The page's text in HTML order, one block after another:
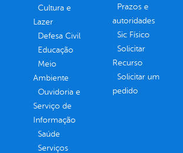
Cultura e
Lazer
Defesa Civil
Educação
Meio
Ambiente
Ouvidoria e
Serviço de
Informação
Saúde
Serviços
Prazos e
autoridades
Sic Físico
Solicitar
Recurso
Solicitar um
pedido